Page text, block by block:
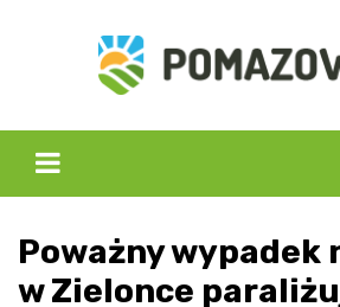
Poważny wypadek
w Zielonce